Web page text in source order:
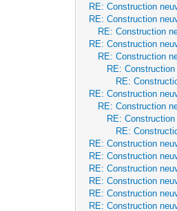
RE: Construction
RE: Construction
RE: Construction
RE: Construction
RE: Construction
RE:
RE:
RE: Construction
RE: Construction
RE:
RE:
RE: Construction
RE: Construction
RE: Construction
RE: Construction
RE: Construction
RE: Construction